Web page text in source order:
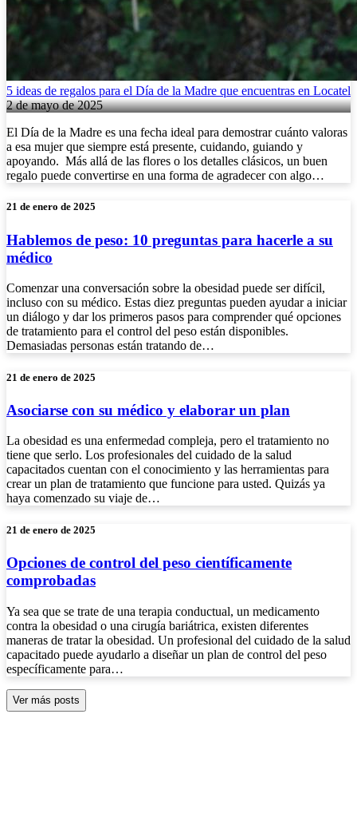
5 ideas de regalos para el Día de la Madre que encuentras en Locatel
2 de mayo de 2025
El Día de la Madre es una fecha ideal para demostrar cuánto valoras
a esa mujer que siempre está presente, cuidando, guiando y
apoyando. Más allá de las flores o los detalles clásicos, un buen
regalo puede convertirse en una forma de agradecer con algo…
21 de enero de 2025
Hablemos de peso: 10 preguntas para hacerle a su
médico
Comenzar una conversación sobre la obesidad puede ser difícil,
incluso con su médico. Estas diez preguntas pueden ayudar a iniciar
un diálogo y dar los primeros pasos para comprender qué opciones
de tratamiento para el control del peso están disponibles.
Demasiadas personas están tratando de…
21 de enero de 2025
Asociarse con su médico y elaborar un plan
La obesidad es una enfermedad compleja, pero el tratamiento no
tiene que serlo. Los profesionales del cuidado de la salud
capacitados cuentan con el conocimiento y las herramientas para
crear un plan de tratamiento que funcione para usted. Quizás ya
haya comenzado su viaje de…
21 de enero de 2025
Opciones de control del peso científicamente
comprobadas
Ya sea que se trate de una terapia conductual, un medicamento
contra la obesidad o una cirugía bariátrica, existen diferentes
maneras de tratar la obesidad. Un profesional del cuidado de la salud
capacitado puede ayudarlo a diseñar un plan de control del peso
específicamente para…
Ver más posts